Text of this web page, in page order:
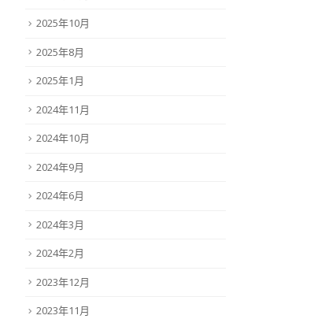
2025年10月
2025年8月
2025年1月
2024年11月
2024年10月
2024年9月
2024年6月
2024年3月
2024年2月
2023年12月
2023年11月